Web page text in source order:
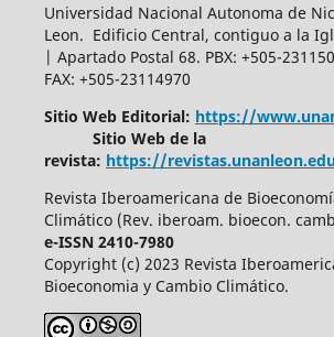
Universidad Nacional Autonoma de
Leon. Edificio Central, contiguo a la
| Apartado Postal 68. PBX: +505-
FAX: +505-23114970
Sitio Web Editorial: https://
Sitio Web de la
revista: https://
Revista Iberoamericana de
Climático (Rev. iberoam. bioecon.
e-ISSN 2410-7980
Copyright (c) 2023 Revista
Bioeconomia y Cambio Climático.